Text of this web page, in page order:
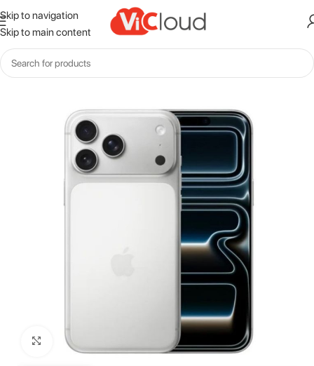
Skip to navigation
Skip to main content
Inicio Iphone
Click to enlarge